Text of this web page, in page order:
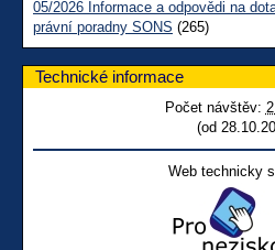
05/2026 Informace a odpovědi na
právní poradny SONS (265)
Technické informace
Počet návštěv:
(od
Web technicky